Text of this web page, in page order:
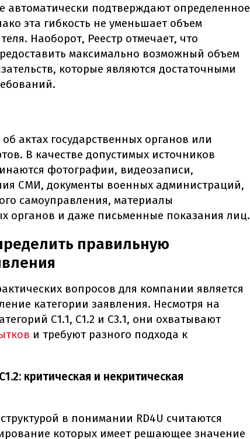
автоматически подтверждают определенное
эта гибкость не уменьшает объем
Наоборот, Реестр отмечает, что
максимально возможный объем
которые являются достаточными
актах государственных органов или
В качестве допустимых источников
фотографии, видеозаписи,
СМИ, документы военных администраций,
самоуправления, материалы
органов и даже письменные показания лиц.
правильную
вопросов для компании является
категории заявления. Несмотря на
С1.1, С1.2 и С3.1, они охватывают
и требуют разного подхода к
критическая и некритическая
в понимании RD4U считаются
которых имеет решающее значение